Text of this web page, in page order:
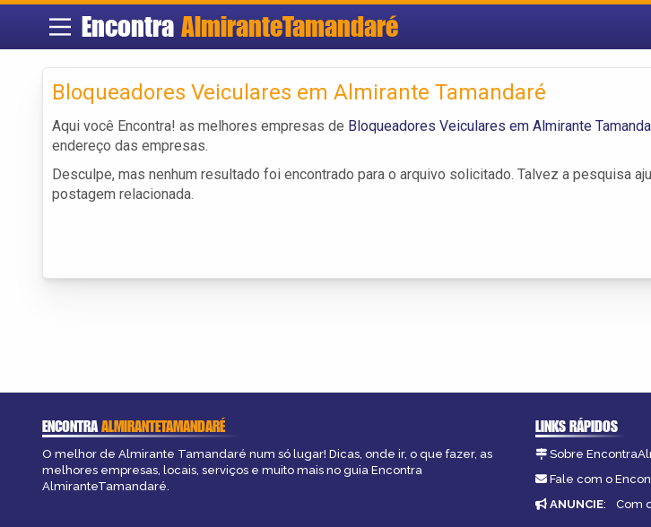
Encontra AlmiranteTamandaré
Bloqueadores Veiculares em Almirante Tamandaré
Aqui você Encontra! as melhores empresas de Bloqueadores Veiculares em Almirante
endereço das empresas.
Desculpe, mas nenhum resultado foi encontrado para o arquivo solicitado. Talvez a pesquisa
postagem relacionada.
ENCONTRAALMIRANTETAMANDARÉ
O melhor de Almirante Tamandaré num só lugar! Dicas, onde ir, o que fazer, as
melhores empresas, locais, serviços e muito mais no guia Encontra
AlmiranteTamandaré.
LINKS RÁPIDOS
Sobre
Fale com o
ANUNCIE: Com